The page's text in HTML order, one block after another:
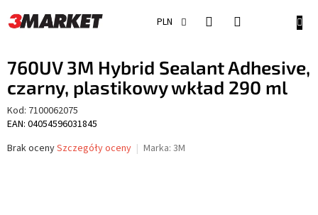
do
treści
PLN
760UV 3M Hybrid Sealant Adhesive,
czarny, plastikowy wkład 290 ml
Kod: 7100062075
EAN: 04054596031845
Średnia
Brak ocenySzczegóły oceny Marka: 3M